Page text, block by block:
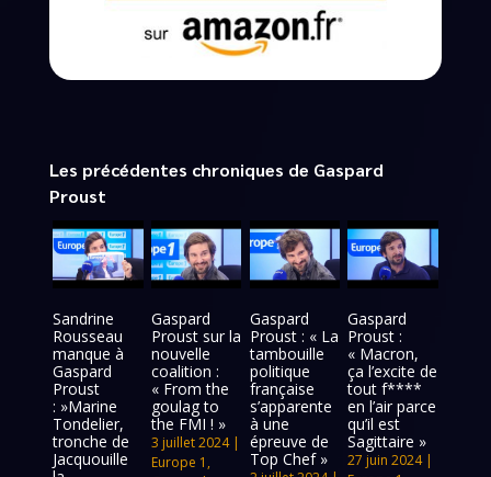
Les précédentes chroniques de Gaspard
Proust
Sandrine
Rousseau
manque à
Gaspard
Proust
: »Marine
Tondelier,
tronche de
Jacquouille
Gaspard
Proust sur la
nouvelle
coalition :
« From the
goulag to
the FMI ! »
3 juillet 2024|
Europe 1 ,
Gaspard
Proust : « La
tambouille
politique
française
s’apparente
à une
épreuve de
Top Chef »
Gaspard
Proust :
« Macron,
ça l’excite de
tout f****
en l’air parce
qu’il est
Sagittaire »
27 juin 2024|